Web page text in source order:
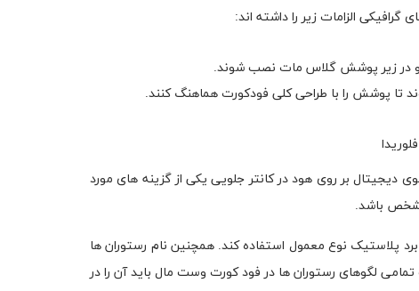
الزامات زیر را داشته اند:
و در زیر پوشش گلاس مات نصب شوند.
تا پوشش را با طراحی کلی فودکورت هماهنگ کنند.
بر روی هود در کانتر جلویی یکی از گزینه های مورد
باشد.
برد پلاستیک نوع معمول استفاده کند. همچنین نام رستوران ها
لگوهای رستوران ها در فود کورت وست مال باید آن را در